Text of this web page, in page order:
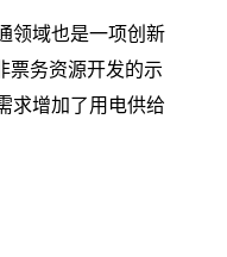
领域也是一项创新
票务资源开发的示
求增加了用电供给